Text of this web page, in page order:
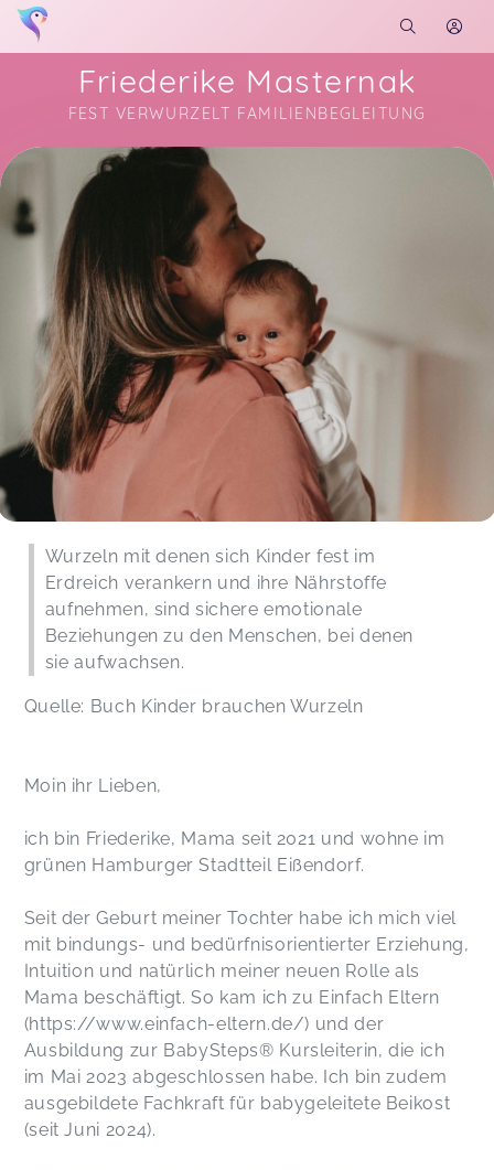
Friederike Masternak
FEST VERWURZELT FAMILIENBEGLEITUNG
Soon you will learn more about me here...
Wurzeln mit denen sich Kinder fest im
Erdreich verankern und ihre Nährstoffe
aufnehmen, sind sichere emotionale
Beziehungen zu den Menschen, bei denen
sie aufwachsen.
Quelle: Buch Kinder brauchen Wurzeln
Moin ihr Lieben,
ich bin Friederike, Mama seit 2021 und wohne im
grünen Hamburger Stadtteil Eißendorf.
Seit der Geburt meiner Tochter habe ich mich viel
mit bindungs- und bedürfnisorientierter Erziehung,
Intuition und natürlich meiner neuen Rolle als
Mama beschäftigt. So kam ich zu Einfach Eltern
(https://www.einfach-eltern.de/) und der
Ausbildung zur BabySteps® Kursleiterin, die ich
im Mai 2023 abgeschlossen habe. Ich bin zudem
ausgebildete Fachkraft für babygeleitete Beikost
(seit Juni 2024).